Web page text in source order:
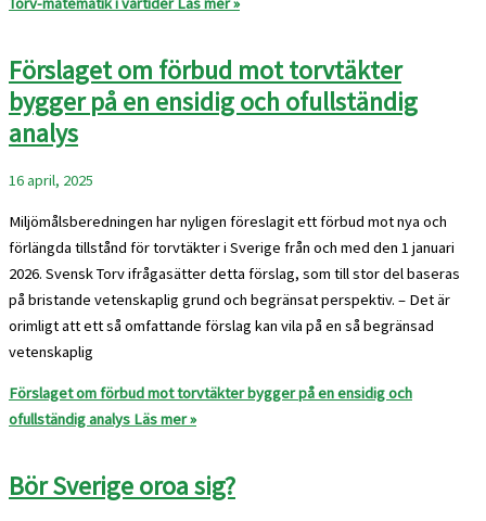
Förslaget om förbud mot torvtäkter
bygger på en ensidig och ofullständig
analys
16 april, 2025
Miljömålsberedningen har nyligen föreslagit ett förbud mot nya och
förlängda tillstånd för torvtäkter i Sverige från och med den 1 januari
2026. Svensk Torv ifrågasätter detta förslag, som till stor del baseras
på bristande vetenskaplig grund och begränsat perspektiv. – Det är
orimligt att ett så omfattande förslag kan vila på en så begränsad
vetenskaplig
Förslaget om förbud mot torvtäkter bygger på en ensidig och
ofullständig analys Läs mer »
Bör Sverige oroa sig?